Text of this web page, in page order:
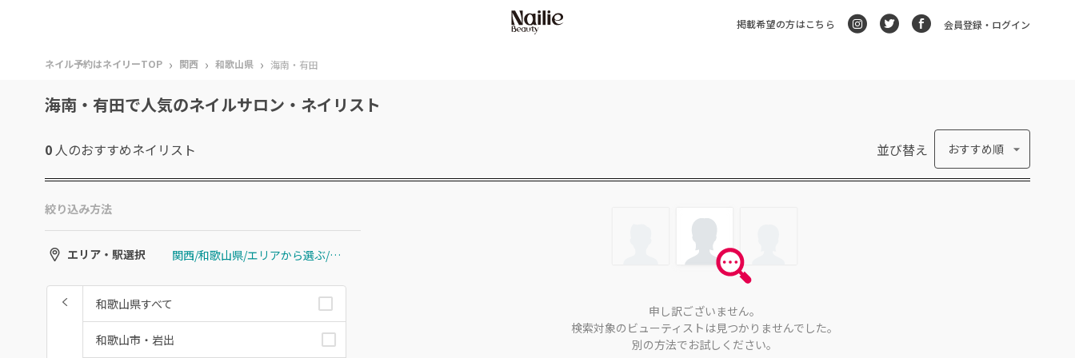
掲載希望の方はこちら 会員登録・ログイン
ネイル予約はネイリーTOP › 関西 › 和歌山県 › 海南・有田
海南・有田で人気のネイルサロン・ネイリスト
0 人のおすすめネイリスト 並び替え おすすめ順
絞り込み方法
エリア・駅選択 関西/和歌山県/エリアから選ぶ/海南・有田
和歌山県すべて
和歌山市・岩出
申し訳ございません。
検索対象のビューティストは見つかりませんでした。
別の方法でお試しください。